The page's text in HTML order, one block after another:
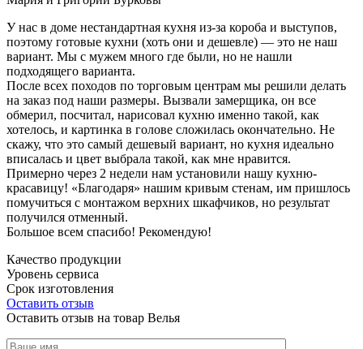
У нас в доме нестандартная кухня из-за короба и выступов,
поэтому готовые кухни (хоть они и дешевле) — это не наш
вариант. Мы с мужем много где были, но не нашли
подходящего варианта.
После всех походов по торговым центрам мы решили делать
на заказ под наши размеры. Вызвали замерщика, он все
обмерил, посчитал, нарисовал кухню именно такой, как
хотелось, и картинка в голове сложилась окончательно. Не
скажу, что это самый дешевый вариант, но кухня идеально
вписалась и цвет выбрала такой, как мне нравится.
Примерно через 2 недели нам установили нашу кухню-
красавицу! «Благодаря» нашим кривым стенам, им пришлось
помучиться с монтажом верхних шкафчиков, но результат
получился отменный.
Большое всем спасибо! Рекомендую!
Качество продукции
Уровень сервиса
Срок изготовления
Оставить отзыв
Оставить отзыв на товар Велья